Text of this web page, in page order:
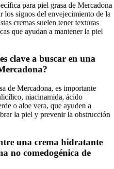
para piel grasa de Mercadona
los signos del envejecimiento de la
cremas suelen tener texturas
que ayudan a mantener la piel
clave a buscar en una
de Mercadona, es importante
niacinamida, ácido
o aloe vera, que ayuden a
la piel y prevenir la obstrucción
una crema hidratante
no comedogénica de